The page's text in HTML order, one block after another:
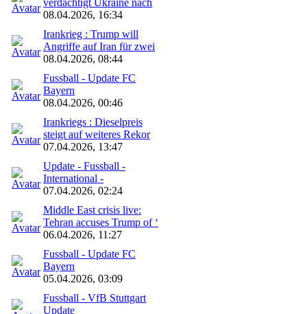
08.04.2026, 16:34
Irankrieg : Trump will
Angriffe auf Iran für zwei
08.04.2026, 08:44
Fussball - Update FC
Bayern
08.04.2026, 00:46
Irankriegs : Dieselpreis
steigt auf weiteres Rekor
07.04.2026, 13:47
Update - Fussball -
International -
07.04.2026, 02:24
Middle East crisis live:
Tehran accuses Trump of ‘
06.04.2026, 11:27
Fussball - Update FC
Bayern
05.04.2026, 03:09
Fussball - VfB Stuttgart
Update